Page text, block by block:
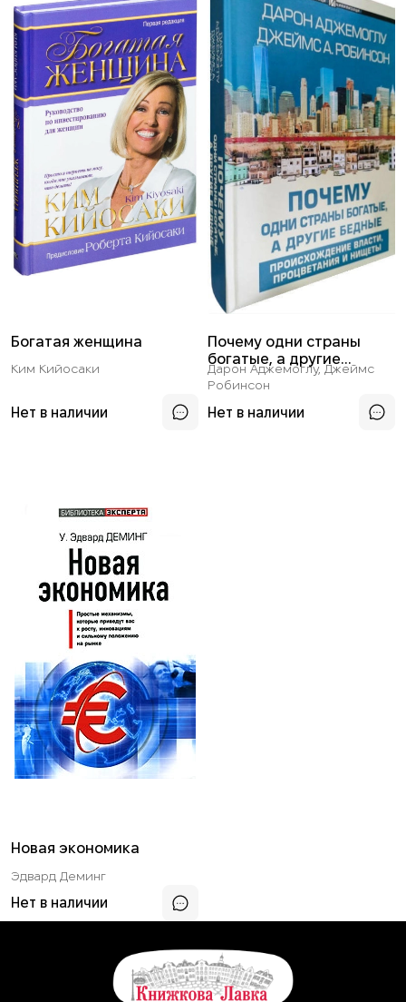
Богатая женщина
Ким Кийосаки
Нет в наличии
Почему одни страны
богатые, а другие
бедные (твердая обл.)
Дарон Аджемоглу, Джеймс
Робинсон
Нет в наличии
Новая экономика
Эдвард Деминг
Нет в наличии